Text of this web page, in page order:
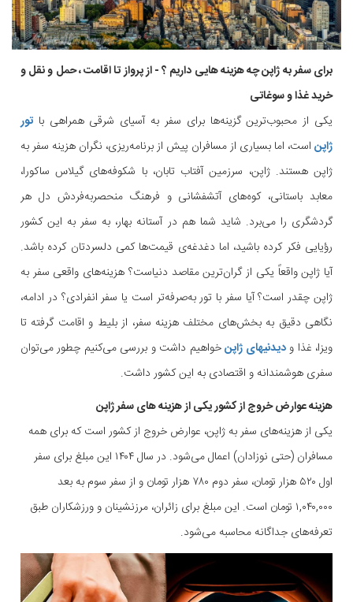
برای سفر به ژاپن چه هزینه هایی داریم ؟ - از پرواز تا اقامت ، حمل و نقل و
خرید غذا و سوغاتی
یکی از محبوب‌ترین گزینه‌ها برای سفر به آسیای شرقی همراهی با تور
ژاپن است، اما بسیاری از مسافران پیش از برنامه‌ریزی، نگران هزینه سفر به
ژاپن هستند. ژاپن، سرزمین آفتاب تابان، با شکوفه‌های گیلاس ساکورا،
معابد باستانی، کوه‌های آتشفشانی و فرهنگ منحصربه‌فردش دل هر
گردشگری را می‌برد. شاید شما هم در آستانه بهار، به سفر به این کشور
رؤیایی فکر کرده باشید، اما دغدغه‌ی قیمت‌ها کمی دلسردتان کرده باشد.
آیا ژاپن واقعاً یکی از گران‌ترین مقاصد دنیاست؟ هزینه‌های واقعی سفر به
ژاپن چقدر است؟ آیا سفر با تور به‌صرفه‌تر است یا سفر انفرادی؟ در ادامه،
نگاهی دقیق به بخش‌های مختلف هزینه سفر، از بلیط و اقامت گرفته تا
ویزا، غذا ودیدنیهای ژاپنخواهیم داشت و بررسی می‌کنیم چطور می‌توان
سفری هوشمندانه و اقتصادی به این کشور داشت.
هزینه عوارض خروج از کشور یکی از هزینه های سفر ژاپن
یکی از هزینه‌های سفر به ژاپن، عوارض خروج از کشور است که برای همه
مسافران (حتی نوزادان) اعمال می‌شود. در سال ۱۴۰۴ این مبلغ برای سفر
اول ۵۲۰ هزار تومان، سفر دوم ۷۸۰ هزار تومان و از سفر سوم به بعد
۱,۰۴۰,۰۰۰ تومان است. این مبلغ برای زائران، مرزنشینان و ورزشکاران طبق
تعرفه‌های جداگانه محاسبه می‌شود.